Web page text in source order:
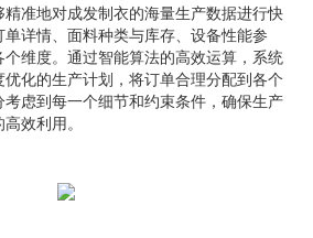
准地对成发制衣的海量生产数据进行快
详情、面料种类与库存、设备性能参
维度。通过智能算法的高效运算，系统
化的生产计划，将订单合理分配到各个
虑到每一个细节和约束条件，确保生产
效利用。